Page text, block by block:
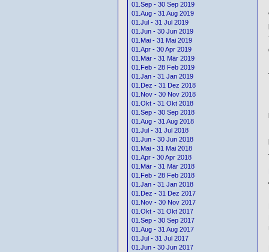
01.Sep - 30 Sep 2019
01.Aug - 31 Aug 2019
01.Jul - 31 Jul 2019
01.Jun - 30 Jun 2019
01.Mai - 31 Mai 2019
01.Apr - 30 Apr 2019
01.Mär - 31 Mär 2019
01.Feb - 28 Feb 2019
01.Jan - 31 Jan 2019
01.Dez - 31 Dez 2018
01.Nov - 30 Nov 2018
01.Okt - 31 Okt 2018
01.Sep - 30 Sep 2018
01.Aug - 31 Aug 2018
01.Jul - 31 Jul 2018
01.Jun - 30 Jun 2018
01.Mai - 31 Mai 2018
01.Apr - 30 Apr 2018
01.Mär - 31 Mär 2018
01.Feb - 28 Feb 2018
01.Jan - 31 Jan 2018
01.Dez - 31 Dez 2017
01.Nov - 30 Nov 2017
01.Okt - 31 Okt 2017
01.Sep - 30 Sep 2017
01.Aug - 31 Aug 2017
01.Jul - 31 Jul 2017
01.Jun - 30 Jun 2017